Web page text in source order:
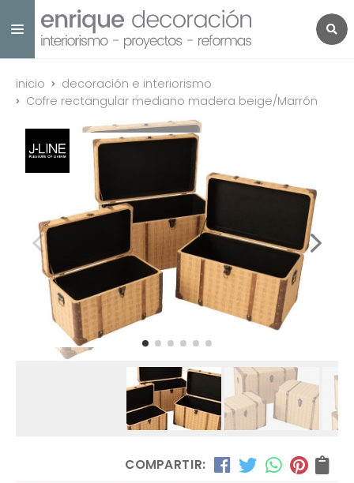
inicio
decoración e interiorismo
Cofre rectangular mediano madera beige/Marrón
COMPARTIR: